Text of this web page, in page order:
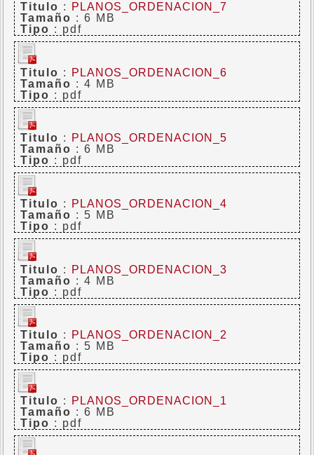
Titulo :
PLANOS_ORDENACION_7
Tamaño : 6 MB
Tipo : pdf
Titulo :
PLANOS_ORDENACION_6
Tamaño : 4 MB
Tipo : pdf
Titulo :
PLANOS_ORDENACION_5
Tamaño : 6 MB
Tipo : pdf
Titulo :
PLANOS_ORDENACION_4
Tamaño : 5 MB
Tipo : pdf
Titulo :
PLANOS_ORDENACION_3
Tamaño : 4 MB
Tipo : pdf
Titulo :
PLANOS_ORDENACION_2
Tamaño : 5 MB
Tipo : pdf
Titulo :
PLANOS_ORDENACION_1
Tamaño : 6 MB
Tipo : pdf